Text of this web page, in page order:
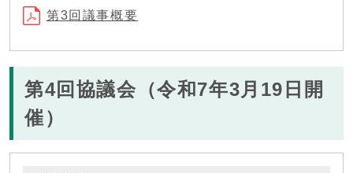
第3回議事概要
第4回協議会（令和7年3月19日開
催）